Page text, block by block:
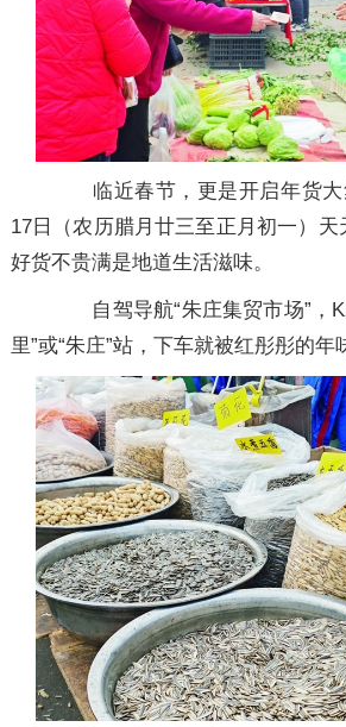
临近春节，更是开启年货大
17日（农历腊月廿三至正月初一）天
好货不贵满是地道生活滋味。
自驾导航“朱庄集贸市场”，
里”或“朱庄”站，下车就被红彤彤的年